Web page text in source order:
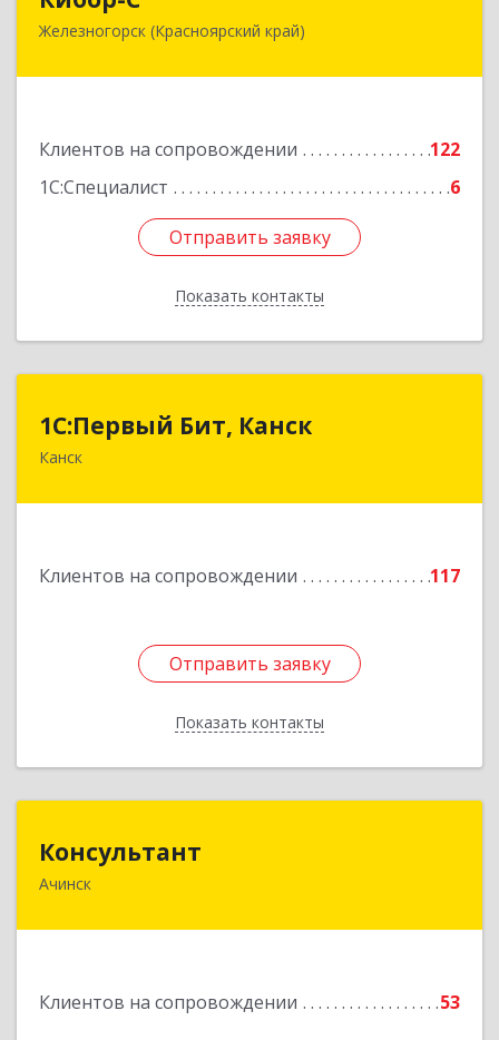
Железногорск (Красноярский край)
Клиентов на сопровождении
122
1С:Специалист
6
Отправить заявку
Показать контакты
662973, Красноярский край, Железногорск г,
Отправить заявку
Назад
1С:Первый Бит, Канск
Канск
Клиентов на сопровождении 117
Отправить заявку
Показать контакты
Отправить заявку
Назад
Консультант
Ачинск
Клиентов на сопровождении 53
662159, Красноярский край, Ачинск г, Юго-